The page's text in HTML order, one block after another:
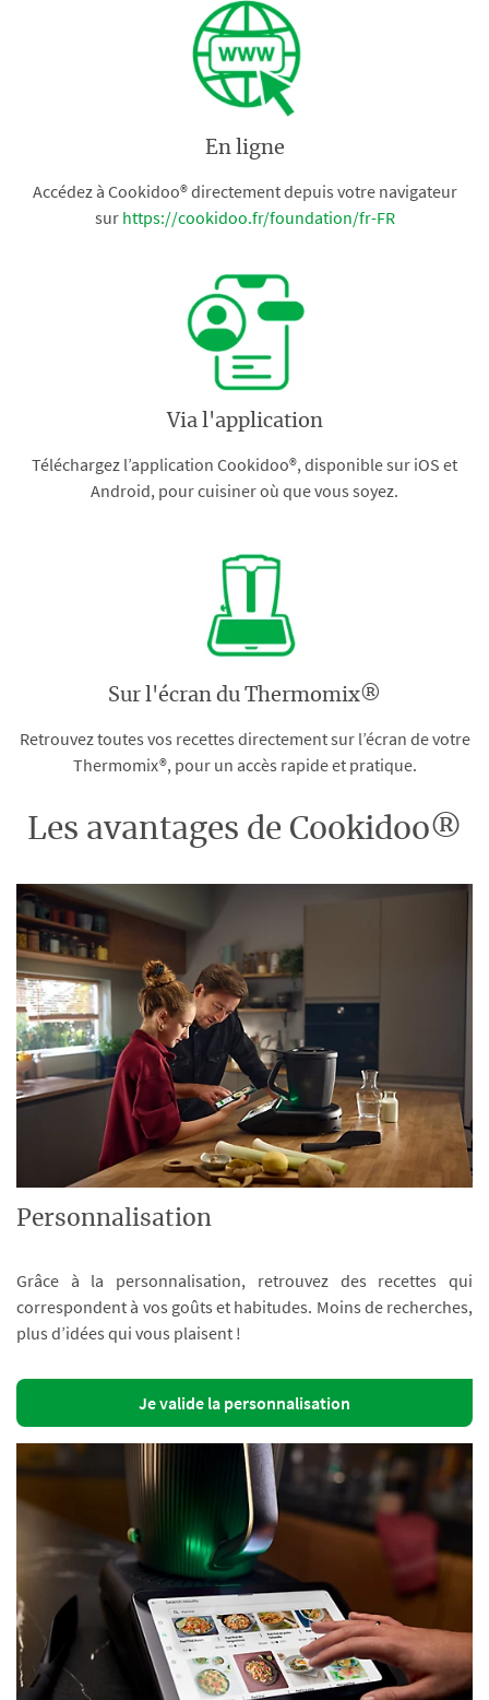
En ligne
Accédez à Cookidoo® directement depuis votre navigateur
sur https://cookidoo.fr/foundation/fr-FR
Via l'application
Téléchargez l’application Cookidoo®, disponible sur iOS et
Android, pour cuisiner où que vous soyez.
Sur l'écran du Thermomix®
Retrouvez toutes vos recettes directement sur l’écran de votre
Thermomix®, pour un accès rapide et pratique.
Les avantages de Cookidoo®
Personnalisation
Grâce à la personnalisation, retrouvez des recettes qui
correspondent à vos goûts et habitudes. Moins de recherches,
plus d’idées qui vous plaisent !
Je valide la personnalisation